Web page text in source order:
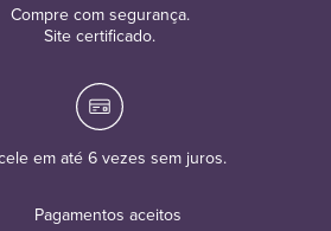
Compre com segurança.
Site certificado.
em até 6 vezes sem juros.
Pagamentos aceitos